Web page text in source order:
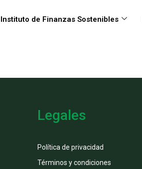
Instituto de Finanzas Sostenibles
Legales
Política de privacidad
Términos y condiciones